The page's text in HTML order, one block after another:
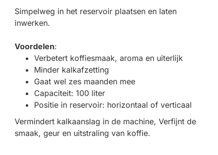
Simpelweg in het reservoir plaatsen en laten
inwerken.
Voordelen:
Verbetert koffiesmaak, aroma en uiterlijk
Minder kalkafzetting
Gaat wel zes maanden mee
Capaciteit: 100 liter
Positie in reservoir: horizontaal of verticaal
Vermindert kalkaanslag in de machine, Verfijnt de
smaak, geur en uitstraling van koffie.